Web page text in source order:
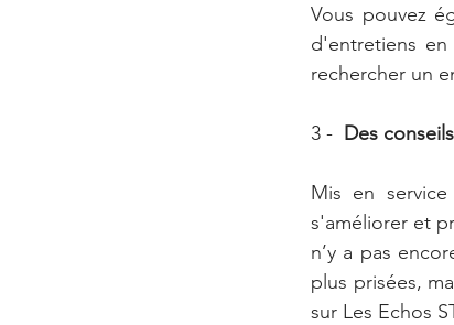
Vous pouvez
d'entretiens
rechercher un
3 - Des
Mis en
s'améliorer et
n’y a pas
plus prisées,
sur Les Echos